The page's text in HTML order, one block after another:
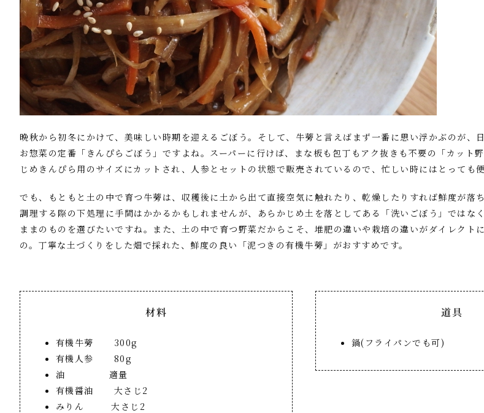
晩秋から初冬にかけて、美味しい時期を迎えるごぼう。そして、牛蒡と言えばまず一番に思い浮かぶのが、
お惣菜の定番「きんぴらごぼう」ですよね。スーパーに行けば、まな板も包丁もアク抜きも不要の「カット
じめきんぴら用のサイズにカットされ、人参とセットの状態で販売されているので、忙しい時にはとっても便
でも、もともと土の中で育つ牛蒡は、収穫後に土から出て直接空気に触れたり、乾燥したりすれば鮮度が落
調理する際の下処理に手間はかかるかもしれませんが、あらかじめ土を落としてある「洗いごぼう」ではな
ままのものを選びたいですね。また、土の中で育つ野菜だからこそ、堆肥の違いや栽培の違いがダイレクト
の。丁寧な土づくりをした畑で採れた、鮮度の良い「泥つきの有機牛蒡」がおすすめです。
材料
有機牛蒡 300g
有機人参 80g
油 適量
有機醤油 大さじ2
みりん 大さじ2
道具
鍋(フライパンでも可)